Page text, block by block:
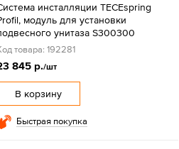
инсталляции TECEspring
модуль для установки
унитаза S300300
товара: 192281
845 р./шт
В корзину
Быстрая покупка